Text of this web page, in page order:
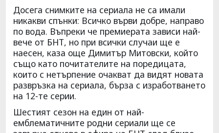
Досега снимките на сериала не са имали
никакви спънки: Всичко върви добре, направо
по вода. Въпреки че премиерата зависи най-
вече от БНТ, но при всички случаи ще е
наесен, каза още Димитър Митовски, който
също като почитателите на поредицата,
които с нетърпение очакват да видят новата
развръзка на сериала, бърза с изработването
на 12-те серии.
Шестият сезон на един от най-
емблематичните родни сериали ще се